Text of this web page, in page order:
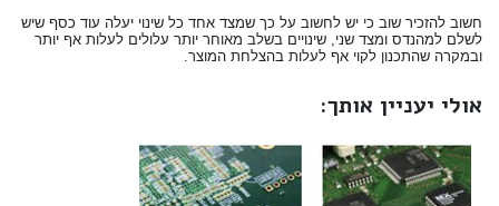
חשוב להזכיר שוב כי יש לחשוב על כך שמצד אחד כל שינוי יעלה עוד כסף שיש
לשלם למהנדס ומצד שני, שינויים בשלב מאוחר יותר עלולים לעלות אף יותר
ובמקרה שהתכנון לקוי אף לעלות בהצלחת המוצר.
אולי יעניין אותך: